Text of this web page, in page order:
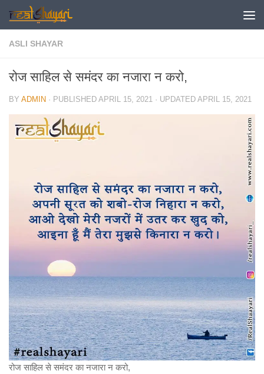
Skip to content
ASLI SHAYAR
रोज साहिल से समंदर का नजारा न करो,
BY ADMIN · PUBLISHED APRIL 15, 2021 · UPDATED APRIL 15, 2021
रोज साहिल से समंदर का नजारा न करो,